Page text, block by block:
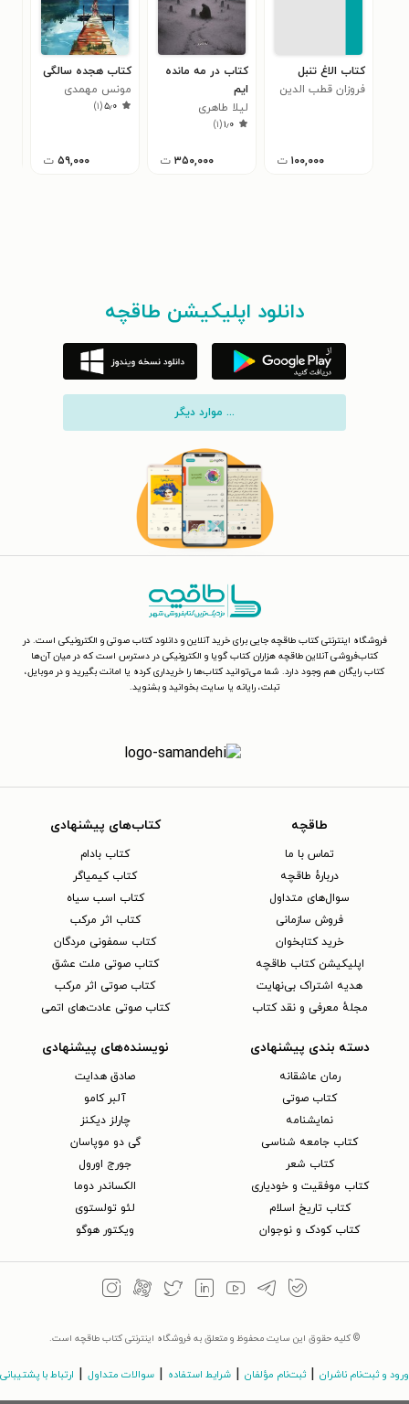
کتاب الاغ تنبل
فروزان قطب الدین
۱۰۰,۰۰۰ ت
کتاب در مه مانده
ایم
لیلا طاهری
۱٫۰(۱)
۳۵۰,۰۰۰ ت
کتاب هجده سالگی
مونس مهمدی
(آیلار)
۵٫۰(۱)
۵۹,۰۰۰ ت
دانلود اپلیکیشن طاقچه
... موارد دیگر
فروشگاه اینترنتی کتاب طاقچه جایی برای خرید آنلاین و دانلود کتاب صوتی و الکترونیکی است. در
کتاب‌فروشی آنلاین طاقچه هزاران کتاب گویا و الکترونیکی در دسترس است که در میان آن‌ها
کتاب رایگان هم وجود دارد. شما می‌توانید کتاب‌ها را خریداری کرده یا امانت بگیرید و در موبایل،
تبلت، رایانه یا سایت بخوانید و بشنوید.
طاقچه
تماس با ما
دربارهٔ طاقچه
سوال‌های متداول
فروش سازمانی
خرید کتابخوان
اپلیکیشن کتاب طاقچه
هدیه اشتراک بی‌نهایت
مجلهٔ معرفی و نقد کتاب
کتاب‌های پیشنهادی
کتاب بادام
کتاب کیمیاگر
کتاب اسب سیاه
کتاب اثر مرکب
کتاب سمفونی مردگان
کتاب صوتی ملت عشق
کتاب صوتی اثر مرکب
کتاب صوتی عادت‌های اتمی
دسته بندی پیشنهادی
رمان عاشقانه
کتاب‌ صوتی
نمایشنامه
کتاب جامعه شناسی
کتاب شعر
کتاب موفقیت و خودیاری
کتاب تاریخ اسلام
کتاب کودک و نوجوان
نویسنده‌های پیشنهادی
صادق هدایت
آلبر کامو
چارلز دیکنز
گی دو موپاسان
جورج اورول
الکساندر دوما
لئو تولستوی
ویکتور هوگو
© کلیه حقوق این سایت محفوظ و متعلق به فروشگاه اینترنتی کتاب طاقچه است.
ورود و ثبت‌نام ناشران | ثبت‌نام مؤلفان | شرایط استفاده | سوالات متداول | ارتباط با پشتیبانی